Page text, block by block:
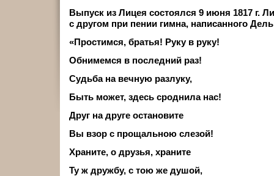
Выпуск из Лицея состоялся 9 июня 1817 г.
с другом при пении гимна, написанного
«Простимся, братья! Руку в руку!
Обнимемся в последний раз!
Судьба на вечную разлуку,
Быть может, здесь сроднила нас!
Друг на друге остановите
Вы взор с прощальною слезой!
Храните, о друзья, храните
Ту ж дружбу, с тою же душой,